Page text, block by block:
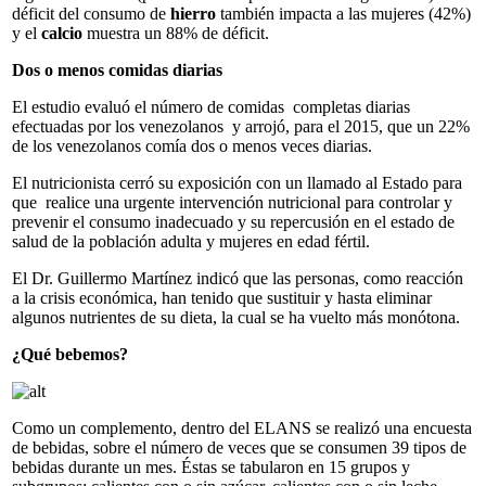
déficit del consumo de hierro también impacta a las mujeres (42%)
y el calcio muestra un 88% de déficit.
Dos o menos comidas diarias
El estudio evaluó el número de comidas completas diarias
efectuadas por los venezolanos y arrojó, para el 2015, que un 22%
de los venezolanos comía dos o menos veces diarias.
El nutricionista cerró su exposición con un llamado al Estado para
que realice una urgente intervención nutricional para controlar y
prevenir el consumo inadecuado y su repercusión en el estado de
salud de la población adulta y mujeres en edad fértil.
El Dr. Guillermo Martínez indicó que las personas, como reacción
a la crisis económica, han tenido que sustituir y hasta eliminar
algunos nutrientes de su dieta, la cual se ha vuelto más monótona.
¿Qué bebemos?
Como un complemento, dentro del ELANS se realizó una encuesta
de bebidas, sobre el número de veces que se consumen 39 tipos de
bebidas durante un mes. Éstas se tabularon en 15 grupos y